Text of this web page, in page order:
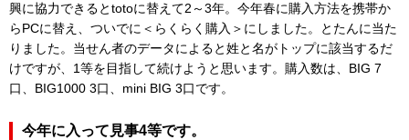
興に協力できるとtotoに替えて2～3年。今年春に購入方法を携帯か
らPCに替え、ついでに＜らくらく購入＞にしました。とたんに当た
りました。当せん者のデータによると姓と名がトップに該当するだ
けですが、1等を目指して続けようと思います。購入数は、BIG 7
口、BIG1000 3口、mini BIG 3口です。
今年に入って見事4等です。